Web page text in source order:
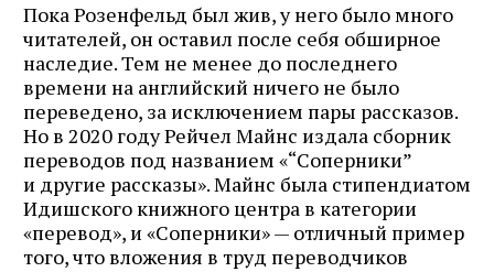
Пока Розенфельд был жив, у него было много
читателей, он оставил после себя обширное
наследие. Тем не менее до последнего
времени на английский ничего не было
переведено, за исключением пары рассказов.
Но в 2020 году Рейчел Майнс издала сборник
переводов под названием «“Соперники”
и другие рассказы». Майнс была стипендиатом
Идишского книжного центра в категории
«перевод», и «Соперники» — отличный пример
того, что вложения в труд переводчиков